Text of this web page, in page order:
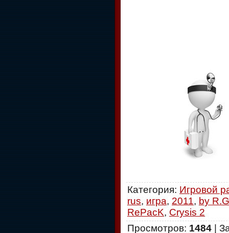
Категория: Игровой
rus, игра, 2011, by
RePacK, Crysis 2
Просмотров: 1484 |